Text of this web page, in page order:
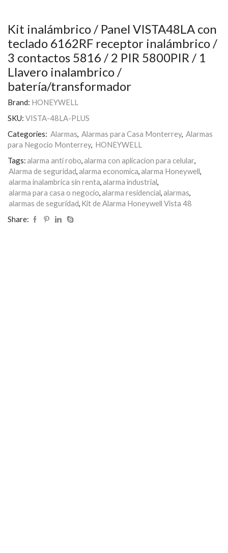
Kit inalámbrico / Panel VISTA48LA con
teclado 6162RF receptor inalámbrico /
3 contactos 5816 / 2 PIR 5800PIR / 1
Llavero inalambrico /
batería/transformador
Brand: HONEYWELL
SKU: VISTA-48LA-PLUS
Categories: Alarmas, Alarmas para Casa Monterrey, Alarmas
para Negocio Monterrey, HONEYWELL
Tags:alarma anti robo,alarma con aplicacion para celular,
Alarma de seguridad,alarma economica,alarma Honeywell,
alarma inalambrica sin renta,alarma industrial,
alarma para casa o negocio,alarma residencial,alarmas,
alarmas de seguridad, Kit de Alarma Honeywell Vista 48
Share: